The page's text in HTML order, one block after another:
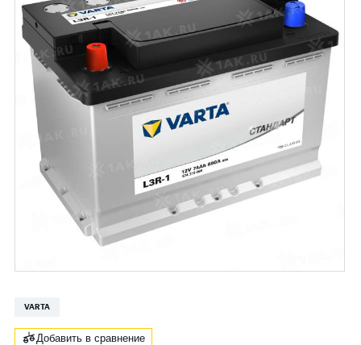
VARTA
Добавить в сравнение